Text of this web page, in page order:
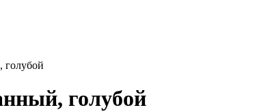
голубой
голубой